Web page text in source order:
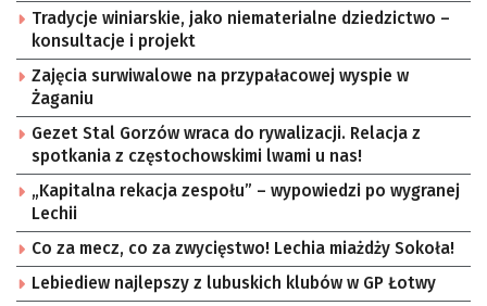
Tradycje winiarskie, jako niematerialne dziedzictwo –
konsultacje i projekt
Zajęcia surwiwalowe na przypałacowej wyspie w
Żaganiu
Gezet Stal Gorzów wraca do rywalizacji. Relacja z
spotkania z częstochowskimi lwami u nas!
„Kapitalna rekacja zespołu” – wypowiedzi po wygranej
Lechii
Co za mecz, co za zwycięstwo! Lechia miażdży Sokoła!
Lebiediew najlepszy z lubuskich klubów w GP Łotwy